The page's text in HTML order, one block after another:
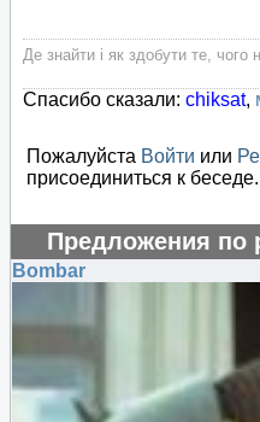
Де знайти і як здобути те, чого
Спасибо сказали: chiksat,
Пожалуйста Войти или
присоединиться к беседе.
Предложения по
Bombar